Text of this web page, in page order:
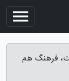
فرهنگ هم